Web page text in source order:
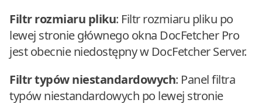
Filtr rozmiaru pliku: Filtr rozmiaru pliku po
lewej stronie głównego okna DocFetcher Pro
jest obecnie niedostępny w DocFetcher Server.
Filtr typów niestandardowych: Panel filtra
typów niestandardowych po lewej stronie